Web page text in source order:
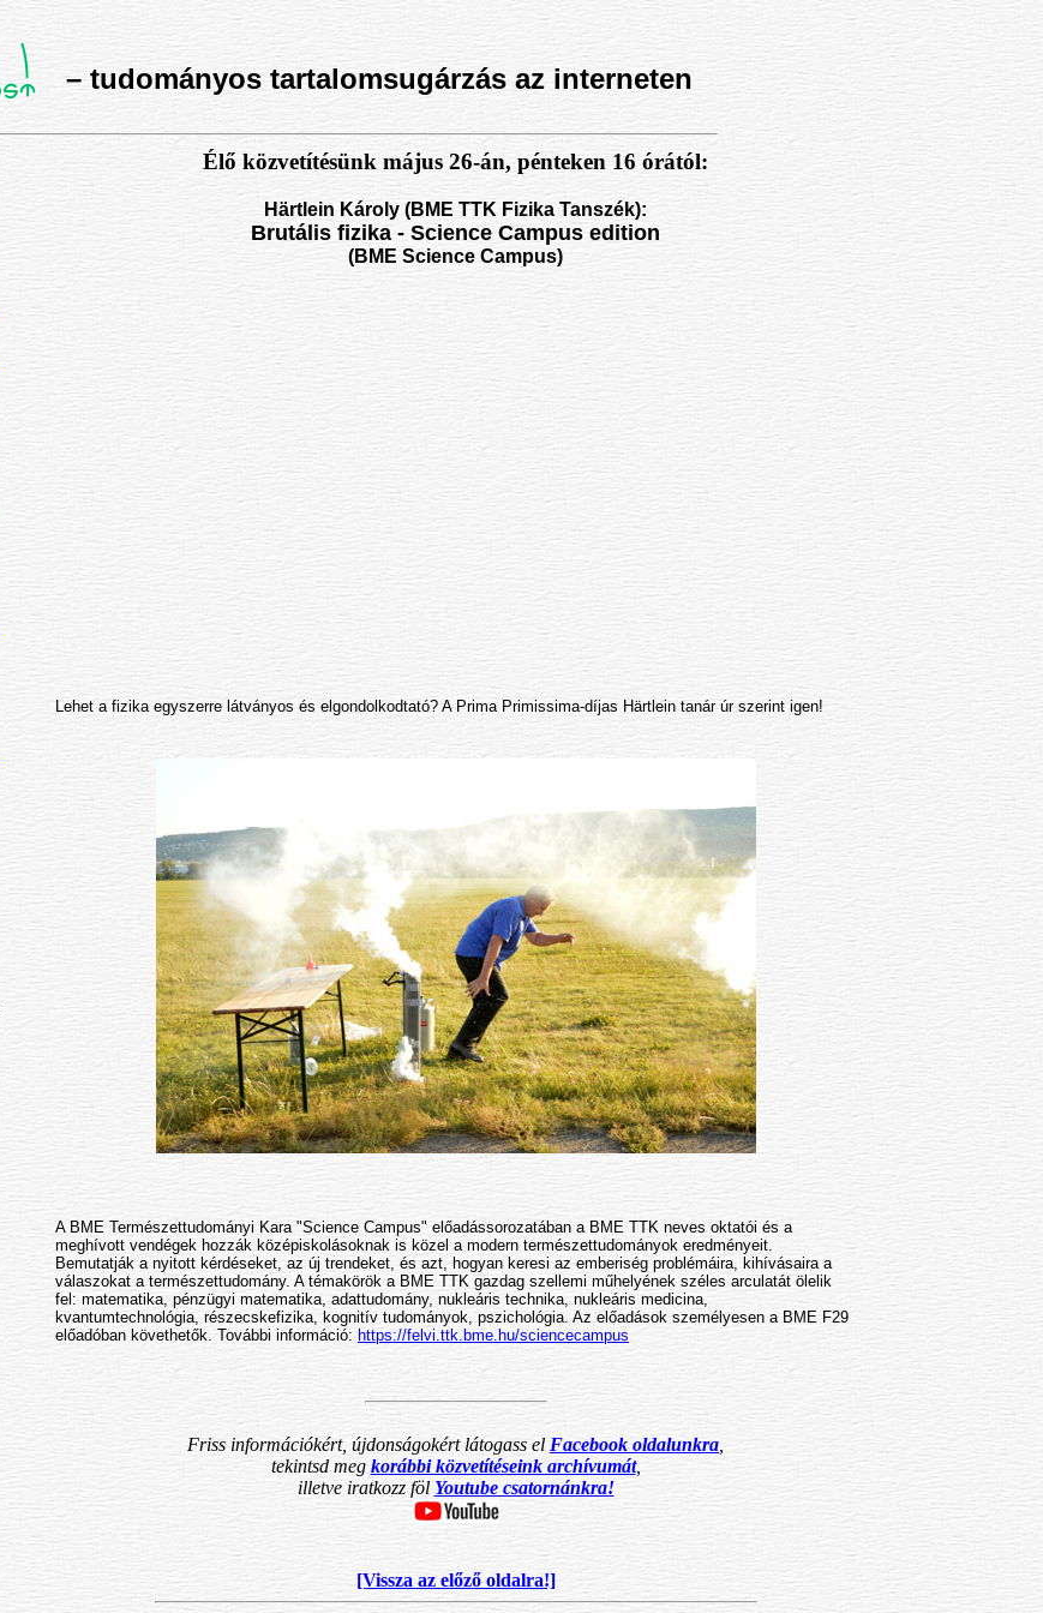
– tudományos tartalomsugárzás az interneten
Élő közvetítésünk május 26-án, pénteken 16 órától:
Härtlein Károly (BME TTK Fizika Tanszék):
Brutális fizika - Science Campus edition
(BME Science Campus)
Lehet a fizika egyszerre látványos és elgondolkodtató? A Prima Primissima-díjas Härtlein tanár úr szerint igen!
A BME Természettudományi Kara "Science Campus" előadássorozatában a BME TTK neves oktatói és a
meghívott vendégek hozzák középiskolásoknak is közel a modern természettudományok eredményeit.
Bemutatják a nyitott kérdéseket, az új trendeket, és azt, hogyan keresi az emberiség problémáira, kihívásaira a
válaszokat a természettudomány. A témakörök a BME TTK gazdag szellemi műhelyének széles arculatát ölelik
fel: matematika, pénzügyi matematika, adattudomány, nukleáris technika, nukleáris medicina,
kvantumtechnológia, részecskefizika, kognitív tudományok, pszichológia. Az előadások személyesen a BME F29
előadóban követhetők. További információ: https://felvi.ttk.bme.hu/sciencecampus
Friss információkért, újdonságokért látogass el Facebook oldalunkra
tekintsd meg korábbi közvetítéseink archívumát,
illetve iratkozz föl Youtube csatornánkra!
[Vissza az előző oldalra!]